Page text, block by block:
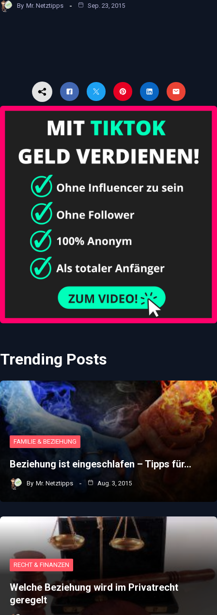
By Mr. Netztipps Sep. 23, 2015
Trending Posts
FAMILIE & BEZIEHUNG
Beziehung ist eingeschlafen – Tipps für…
By Mr. Netztipps Aug. 3, 2015
RECHT & FINANZEN
Welche Beziehung wird im Privatrecht
geregelt